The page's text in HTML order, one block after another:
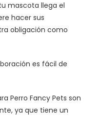
mascota llega el
hacer sus
obligación como
es fácil de
Perro Fancy Pets son
ya que tiene un